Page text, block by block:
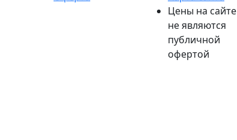
Цены на сайте
не являются
публичной
офертой